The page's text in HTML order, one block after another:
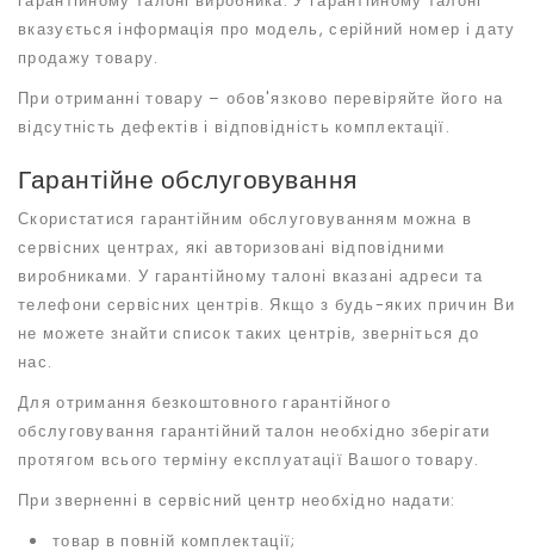
вказується інформація про модель, серійний номер і дату
продажу товару.
При отриманні товару – обов'язково перевіряйте його на
відсутність дефектів і відповідність комплектації.
Гарантійне обслуговування
Скористатися гарантійним обслуговуванням можна в
сервісних центрах, які авторизовані відповідними
виробниками. У гарантійному талоні вказані адреси та
телефони сервісних центрів. Якщо з будь-яких причин Ви
не можете знайти список таких центрів, зверніться до
нас.
Для отримання безкоштовного гарантійного
обслуговування гарантійний талон необхідно зберігати
протягом всього терміну експлуатації Вашого товару.
При зверненні в сервісний центр необхідно надати:
товар в повній комплектації;